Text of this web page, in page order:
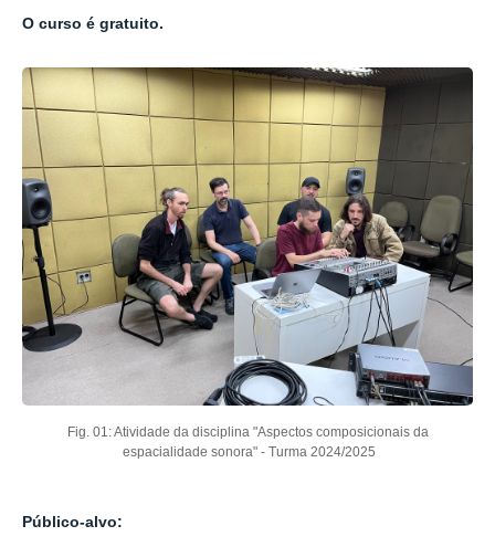
O curso é gratuito.
Fig. 01: Atividade da disciplina "Aspectos composicionais da
espacialidade sonora" - Turma 2024/2025
Público-alvo: